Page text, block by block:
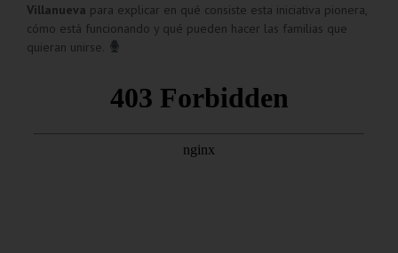
Villanueva para explicar en qué consiste esta iniciativa pionera,
cómo está funcionando y qué pueden hacer las familias que
quieran unirse.